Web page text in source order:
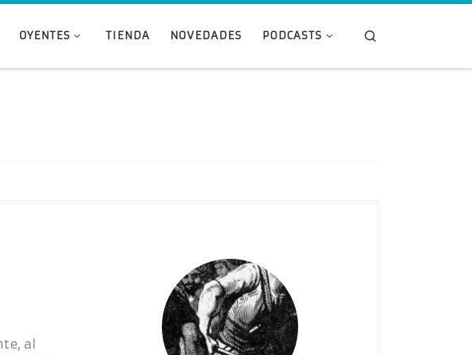
OYENTES TIENDA NOVEDADES PODCASTS
al